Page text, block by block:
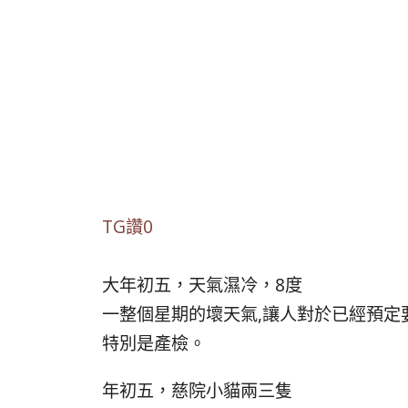
TG讚0
大年初五，天氣濕冷，8度
一整個星期的壞天氣,讓人對於已經預
特別是產檢。
年初五，慈院小貓兩三隻